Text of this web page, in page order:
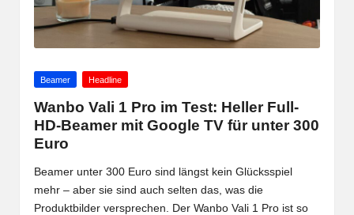
Posted
Beamer Headline
Wanbo Vali 1 Pro im Test: Heller Full-
HD-Beamer mit Google TV für unter 300
Euro
Beamer unter 300 Euro sind längst kein Glücksspiel
mehr – aber sie sind auch selten das, was die
Produktbilder versprechen. Der Wanbo Vali 1 Pro ist so